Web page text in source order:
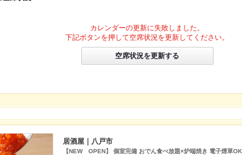
カレンダーの更新に失敗しました。
下記ボタンを押して空席状況を更新してください。
空席状況を更新する
居酒屋｜八戸市
【NEW OPEN】 個室完備 おでん食べ放題×炉端焼き 電子煙草